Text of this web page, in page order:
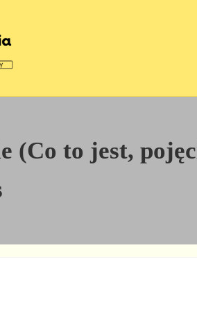
(Co to jest,